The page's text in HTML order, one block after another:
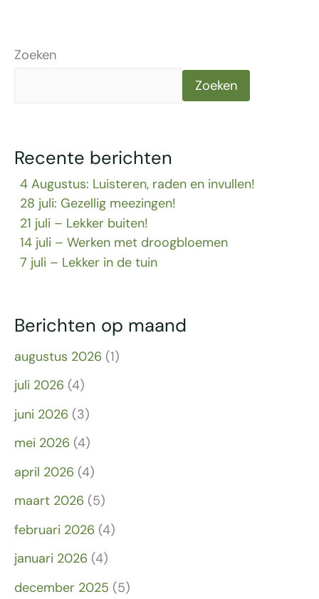
Zoeken
Zoeken
Recente berichten
4 Augustus: Luisteren, raden en invullen!
28 juli: Gezellig meezingen!
21 juli – Lekker buiten!
14 juli – Werken met droogbloemen
7 juli – Lekker in de tuin
Berichten op maand
augustus 2026 (1)
juli 2026 (4)
juni 2026 (3)
mei 2026 (4)
april 2026 (4)
maart 2026 (5)
februari 2026 (4)
januari 2026 (4)
december 2025 (5)